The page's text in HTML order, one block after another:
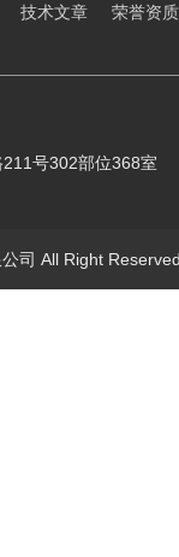
技术文章 荣誉资质
号302部位368室
公司 All Right